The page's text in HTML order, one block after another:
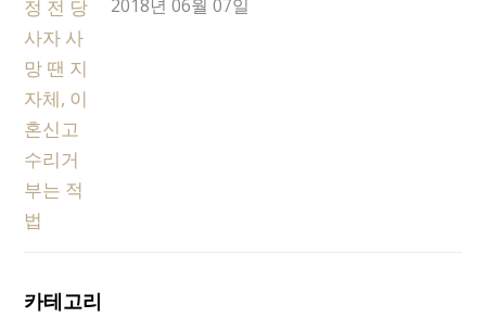
2018년 06월 07일
카테고리